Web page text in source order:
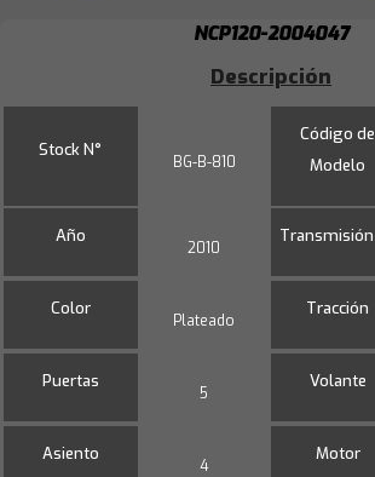
NCP120-2004047
Descripción
Stock N°
BG-B-810
Código de
Modelo
Año
2010
Transmisión
Color
Plateado
Tracción
Puertas
5
Volante
Asiento
4
Motor